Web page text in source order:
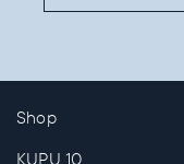
Shop
KUPU 10